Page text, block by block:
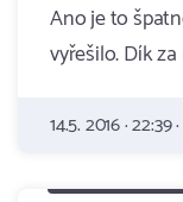
Ano je to
vyřešilo. Dík
14.5. 2016 · 22:39